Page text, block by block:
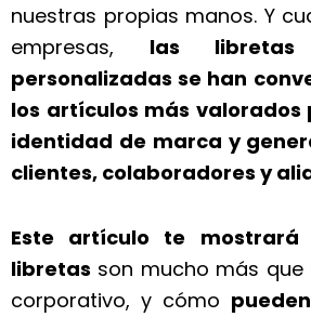
nuestras propias manos. Y
empresas, las
personalizadas se han
los artículos más
identidad de marca y
clientes, colaboradores y
Este artículo te
libretas son mucho más que
corporativo, y cómo